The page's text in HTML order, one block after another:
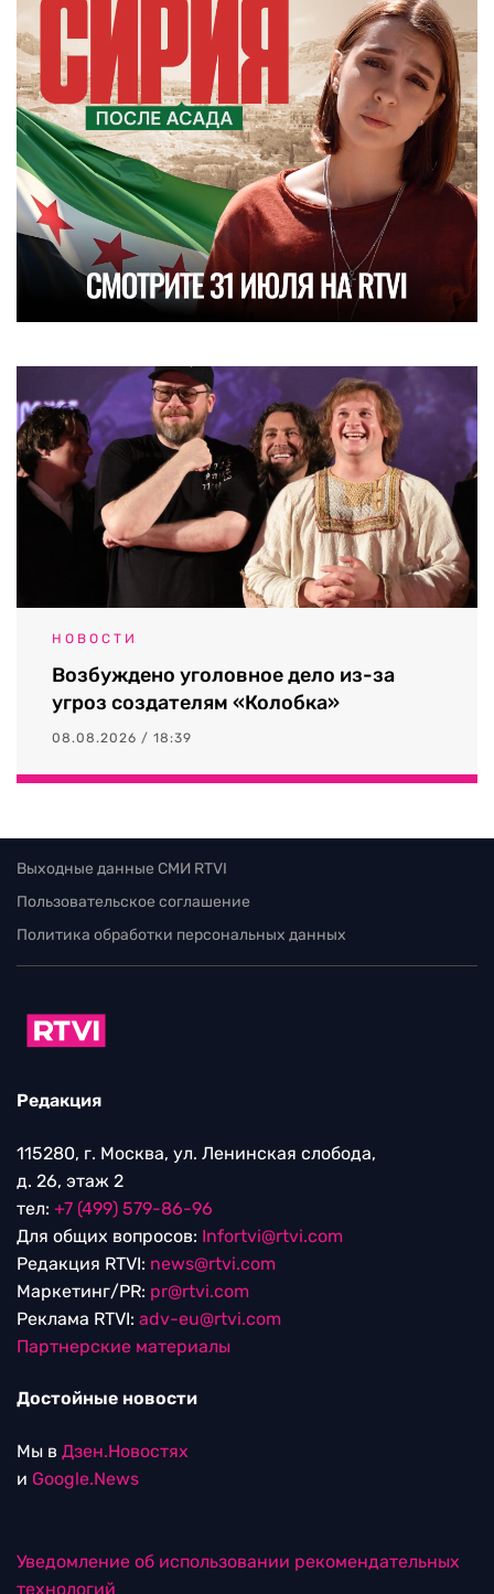
НОВОСТИ
Возбуждено уголовное дело из-за
угроз создателям «Колобка»
08.08.2026 / 18:39
Выходные данные СМИ RTVI
Пользовательское соглашение
Политика обработки персональных данных
Редакция
115280, г. Москва, ул. Ленинская слобода,
д. 26, этаж 2
тел: +7 (499) 579-86-96
Для общих вопросов: Infortvi@rtvi.com
Редакция RTVI: news@rtvi.com
Маркетинг/PR: pr@rtvi.com
Реклама RTVI: adv-eu@rtvi.com
Партнерские материалы
Достойные новости
Мы в Дзен.Новостях
и Google.News
Уведомление об использовании рекомендательных
технологий